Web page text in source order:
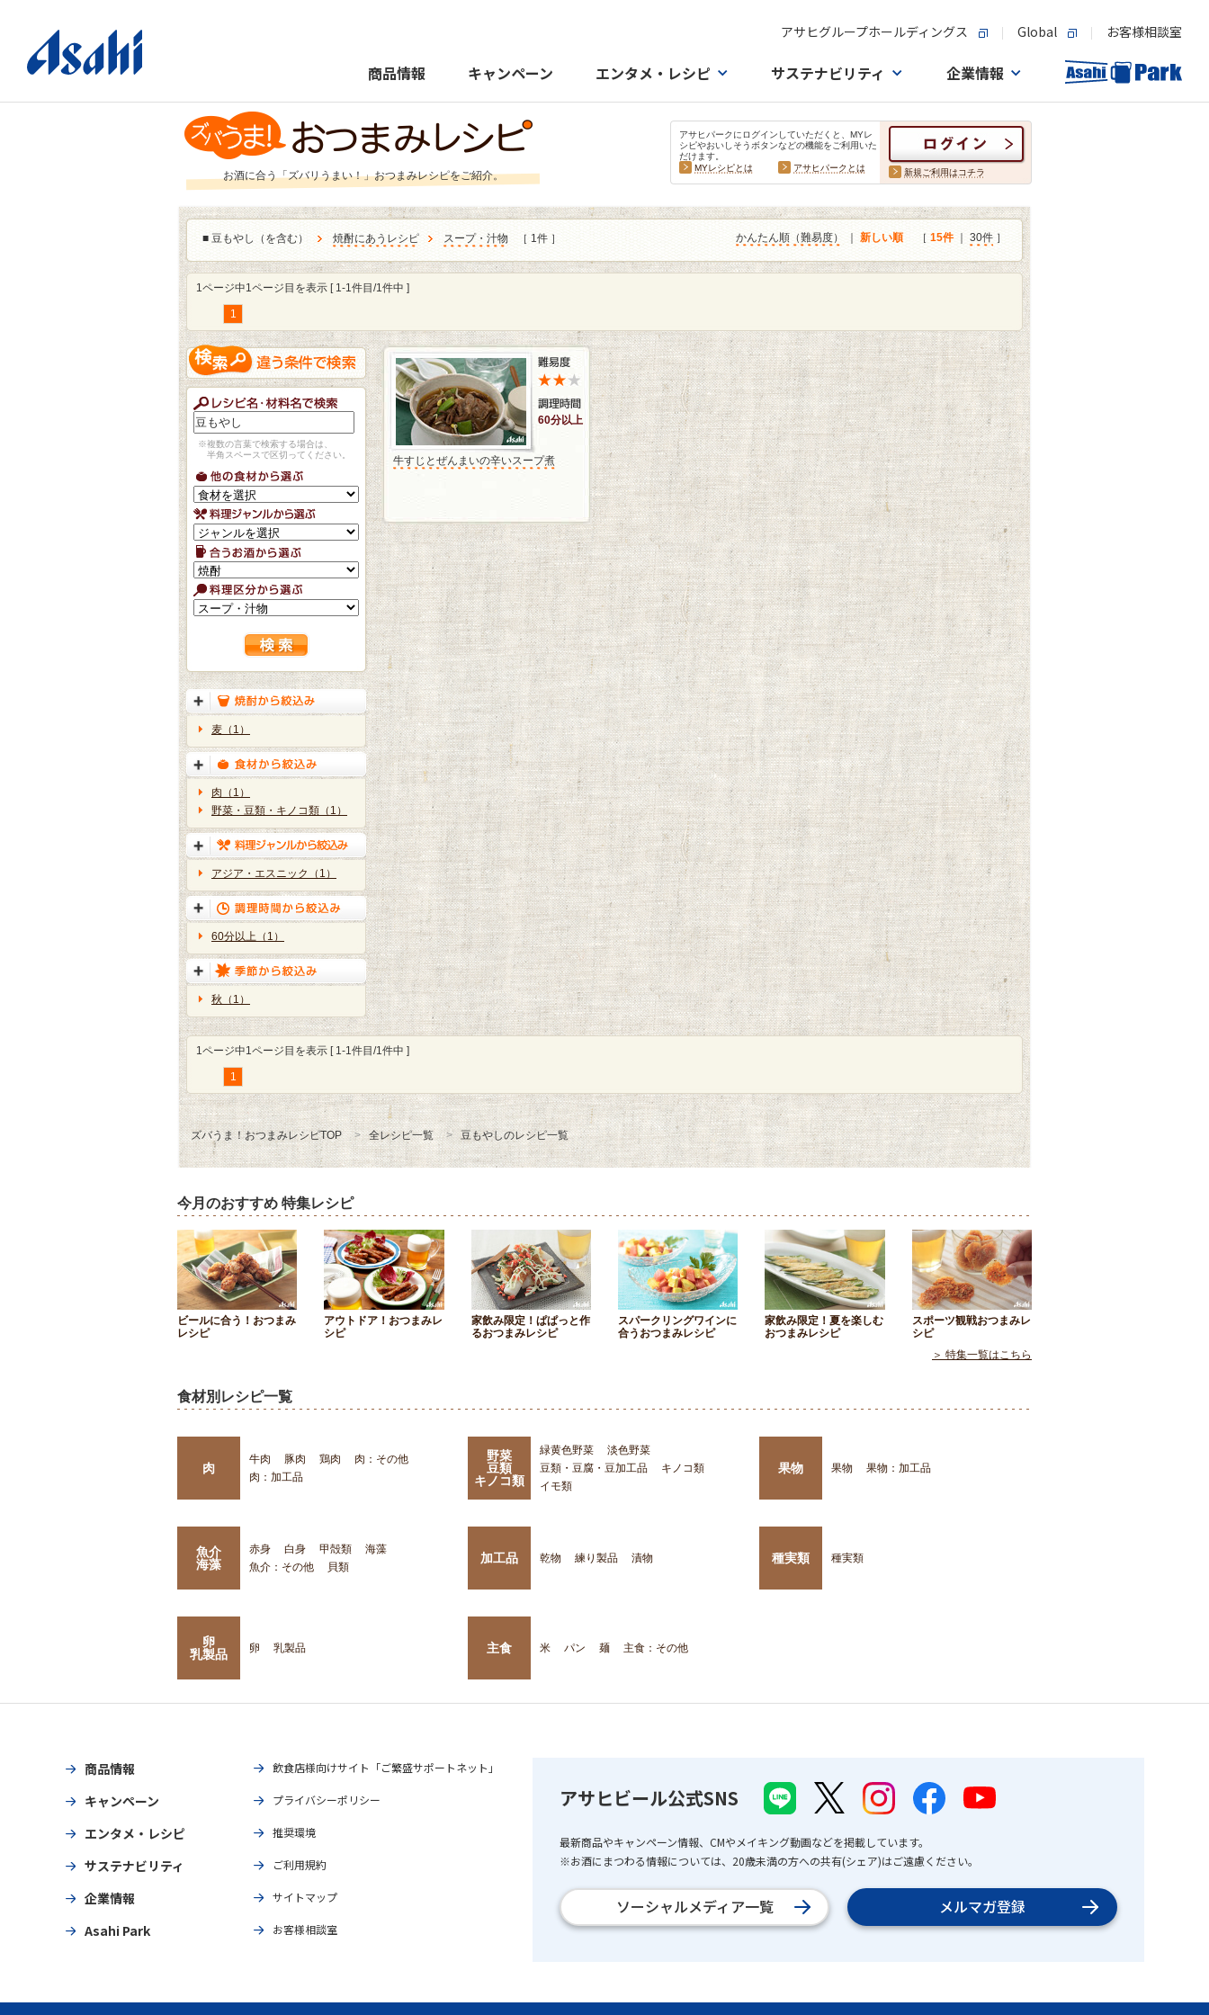
アサヒグループホールディングス Global お客様相談室
商品情報 キャンペーン エンタメ・レシピ サステナビリティ 企業情報
お酒に合う「ズバリうまい！」おつまみレシピをご紹介。
アサヒパークにログインしていただくと、MYレ
シピやおいしそうボタンなどの機能をご利用いた
だけます。
MYレシピとは
アサヒパークとは 新規ご利用はコチラ
■ 豆もやし（を含む） 焼酎にあうレシピ スープ・汁物 ［ 1件 ］ かんたん順（難易度） 新しい順 ［ 15件｜ 30件 ］
1ページ中1ページ目を表示 [ 1-1件目/1件中 ]
1
※複数の言葉で検索する場合は、
半角スペースで区切ってください。
麦（1）
肉（1）
野菜・豆類・キノコ類（1）
アジア・エスニック（1）
60分以上（1）
秋（1）
60分以上
牛すじとぜんまいの辛いスープ煮
1ページ中1ページ目を表示 [ 1-1件目/1件中 ]
1
ズバうま！おつまみレシピTOP 全レシピ一覧 豆もやしのレシピ一覧
今月のおすすめ 特集レシピ
ビールに合う！おつまみ
レシピ
アウトドア！おつまみレ
シピ
家飲み限定！ぱぱっと作
るおつまみレシピ
スパークリングワインに
合うおつまみレシピ
家飲み限定！夏を楽しむ
おつまみレシピ
スポーツ観戦おつまみレ
シピ
＞ 特集一覧はこちら
食材別レシピ一覧
肉
牛肉 豚肉 鶏肉
肉：その他
肉：加工品
野菜
豆類
キノコ類
緑黄色野菜
淡色野菜
豆類・豆腐・豆加工品
キノコ類
イモ類
果物 果物 果物：加工品
魚介
海藻
赤身 白身 甲殻類
海藻
魚介：その他
貝類
加工品 乾物 練り製品 漬物 種実類 種実類
卵
乳製品
卵 乳製品 主食 米 パン 麺 主食：その他
商品情報
キャンペーン
エンタメ・レシピ
サステナビリティ
企業情報
Asahi Park
飲食店様向けサイト「ご繁盛サポートネット」
プライバシーポリシー
推奨環境
ご利用規約
サイトマップ
お客様相談室
アサヒビール公式SNS
最新商品やキャンペーン情報、CMやメイキング動画などを掲載しています。
※お酒にまつわる情報については、20歳未満の方への共有(シェア)はご遠慮ください。
ソーシャルメディア一覧 メルマガ登録